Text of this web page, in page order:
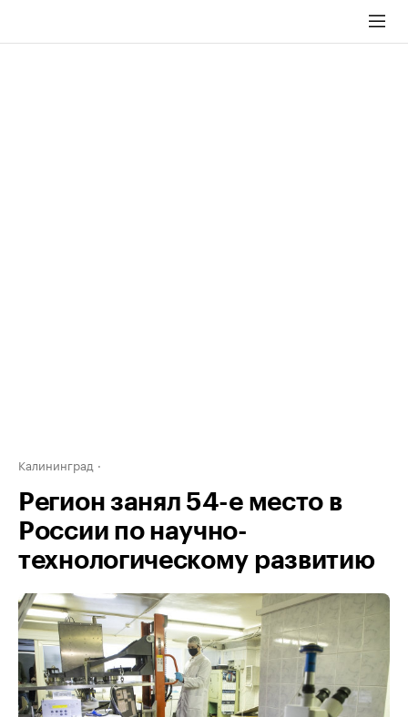
Калининград
Регион занял 54-е место в
России по научно-
технологическому развитию